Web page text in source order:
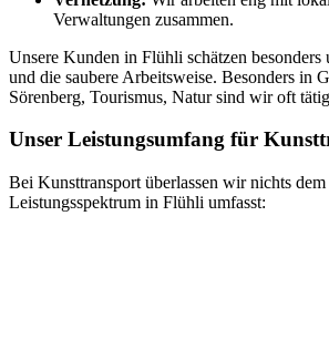
Verwaltungen zusammen.
Unsere Kunden in Flühli schätzen besonders
und die saubere Arbeitsweise. Besonders in
Sörenberg, Tourismus, Natur sind wir oft
Unser Leistungsumfang für
Bei Kunsttransport überlassen wir nichts
Leistungsspektrum in Flühli umfasst: